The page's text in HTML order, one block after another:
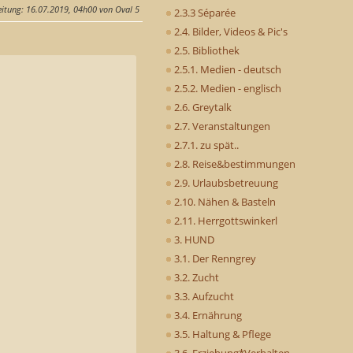
2.3.3 Séparée
2.4. Bilder, Videos & Pic's
2.5. Bibliothek
2.5.1. Medien - deutsch
2.5.2. Medien - englisch
2.6. Greytalk
2.7. Veranstaltungen
2.7.1. zu spät..
2.8. Reise&bestimmungen
2.9. Urlaubsbetreuung
2.10. Nähen & Basteln
2.11. Herrgottswinkerl
3. HUND
3.1. Der Renngrey
3.2. Zucht
3.3. Aufzucht
3.4. Ernährung
3.5. Haltung & Pflege
: 16.07.2019, 04h00 von Oval 5